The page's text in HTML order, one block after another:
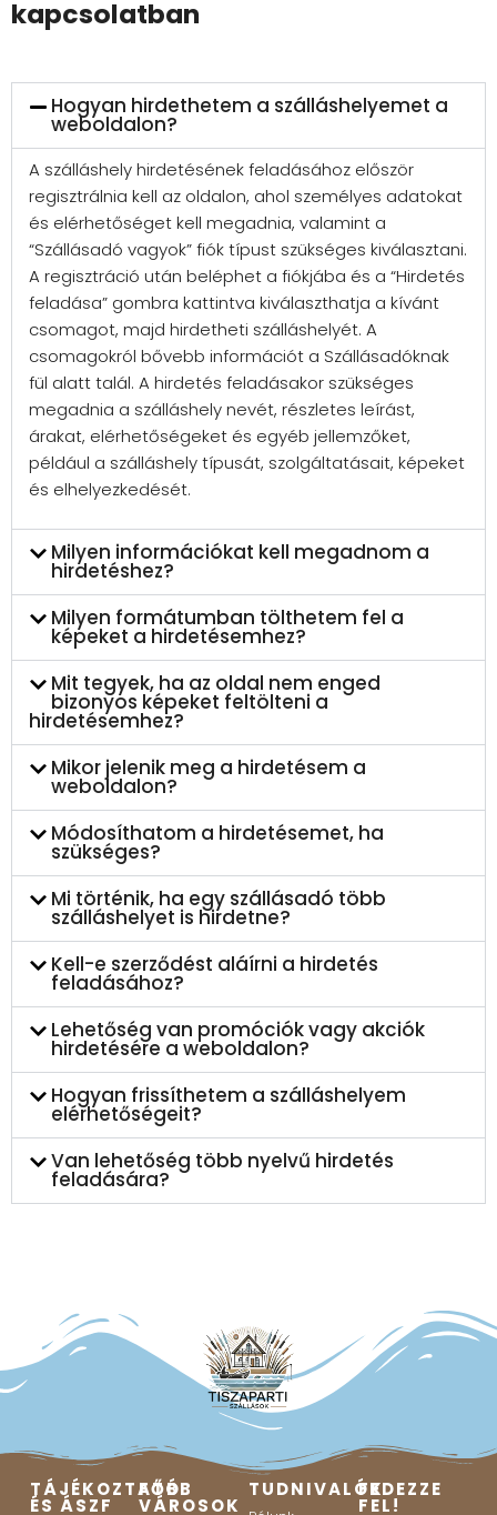
kapcsolatban
Hogyan hirdethetem a szálláshelyemet a
weboldalon?
A szálláshely hirdetésének feladásához először
regisztrálnia kell az oldalon, ahol személyes adatokat
és elérhetőséget kell megadnia, valamint a
“Szállásadó vagyok” fiók típust szükséges kiválasztani.
A regisztráció után beléphet a fiókjába és a “Hirdetés
feladása” gombra kattintva kiválaszthatja a kívánt
csomagot, majd hirdetheti szálláshelyét. A
csomagokról bővebb információt a Szállásadóknak
fül alatt talál. A hirdetés feladásakor szükséges
megadnia a szálláshely nevét, részletes leírást,
árakat, elérhetőségeket és egyéb jellemzőket,
például a szálláshely típusát, szolgáltatásait, képeket
és elhelyezkedését.
Milyen információkat kell megadnom a
hirdetéshez?
Milyen formátumban tölthetem fel a
képeket a hirdetésemhez?
Mit tegyek, ha az oldal nem enged
bizonyos képeket feltölteni a
hirdetésemhez?
Mikor jelenik meg a hirdetésem a
weboldalon?
Módosíthatom a hirdetésemet, ha
szükséges?
Mi történik, ha egy szállásadó több
szálláshelyet is hirdetne?
Kell-e szerződést aláírni a hirdetés
feladásához?
Lehetőség van promóciók vagy akciók
hirdetésére a weboldalon?
Hogyan frissíthetem a szálláshelyem
elérhetőségeit?
Van lehetőség több nyelvű hirdetés
feladására?
TÁJÉKOZTATÓ
ÉS ÁSZF
FŐBB
VÁROSOK
TUDNIVALÓKFEDEZZE
FEL!